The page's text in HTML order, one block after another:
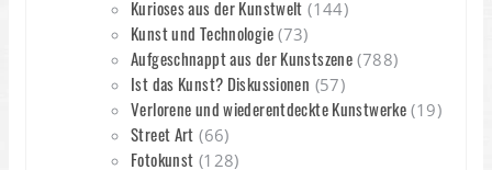
Kurioses aus der Kunstwelt (144)
Kunst und Technologie(73)
Aufgeschnappt aus der Kunstszene (788)
Ist das Kunst? Diskussionen (57)
Verlorene und wiederentdeckte Kunstwerke (19)
Street Art (66)
Fotokunst (128)